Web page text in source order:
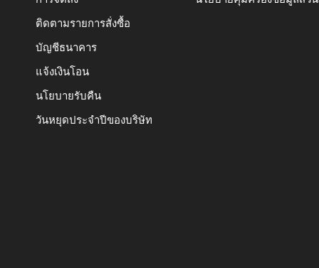
ติดตามรายการสั่งซื้อ
บัญชีธนาคาร
แจ้งเงินโอน
นโยบายรับคืน
วันหยุดประจำปีของบริษัท